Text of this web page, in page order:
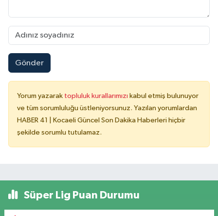
Gönder
Yorum yazarak topluluk kurallarımızı kabul etmiş bulunuyor
ve tüm sorumluluğu üstleniyorsunuz. Yazılan yorumlardan
HABER 41 | Kocaeli Güncel Son Dakika Haberleri hiçbir
şekilde sorumlu tutulamaz.
Süper Lig Puan Durumu